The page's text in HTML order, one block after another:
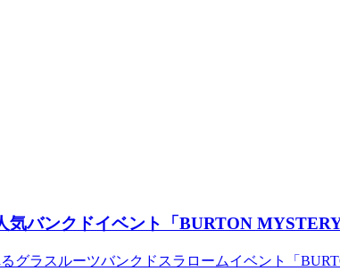
気バンクドイベント「BURTON
グラスルーツバンクドスラロームイベント「